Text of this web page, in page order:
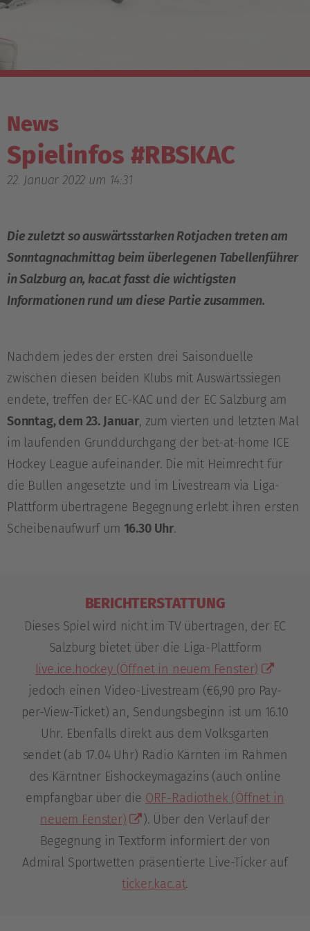
News
Spielinfos #RBSKAC
22. Januar 2022 um 14:31
Die zuletzt so auswärtsstarken Rotjacken treten am
Sonntagnachmittag beim überlegenen Tabellenführer
in Salzburg an, kac.at fasst die wichtigsten
Informationen rund um diese Partie zusammen.
Nachdem jedes der ersten drei Saisonduelle
zwischen diesen beiden Klubs mit Auswärtssiegen
endete, treffen der EC-KAC und der EC Salzburg am
Sonntag, dem 23. Januar, zum vierten und letzten Mal
im laufenden Grunddurchgang der bet-at-home ICE
Hockey League aufeinander. Die mit Heimrecht für
die Bullen angesetzte und im Livestream via Liga-
Plattform übertragene Begegnung erlebt ihren ersten
Scheibenaufwurf um 16.30 Uhr.
BERICHTERSTATTUNG
Dieses Spiel wird nicht im TV übertragen, der EC
Salzburg bietet über die Liga-Plattform
live.ice.hockey(Öffnet in neuem Fenster)
jedoch einen Video-Livestream (€6,90 pro Pay-
per-View-Ticket) an, Sendungsbeginn ist um 16.10
Uhr. Ebenfalls direkt aus dem Volksgarten
sendet (ab 17.04 Uhr) Radio Kärnten im Rahmen
des Kärntner Eishockeymagazins (auch online
empfangbar über die ORF-Radiothek (Öffnet in
neuem Fenster)
). Über den Verlauf der
Begegnung in Textform informiert der von
Admiral Sportwetten präsentierte Live-Ticker auf
ticker.kac.at.